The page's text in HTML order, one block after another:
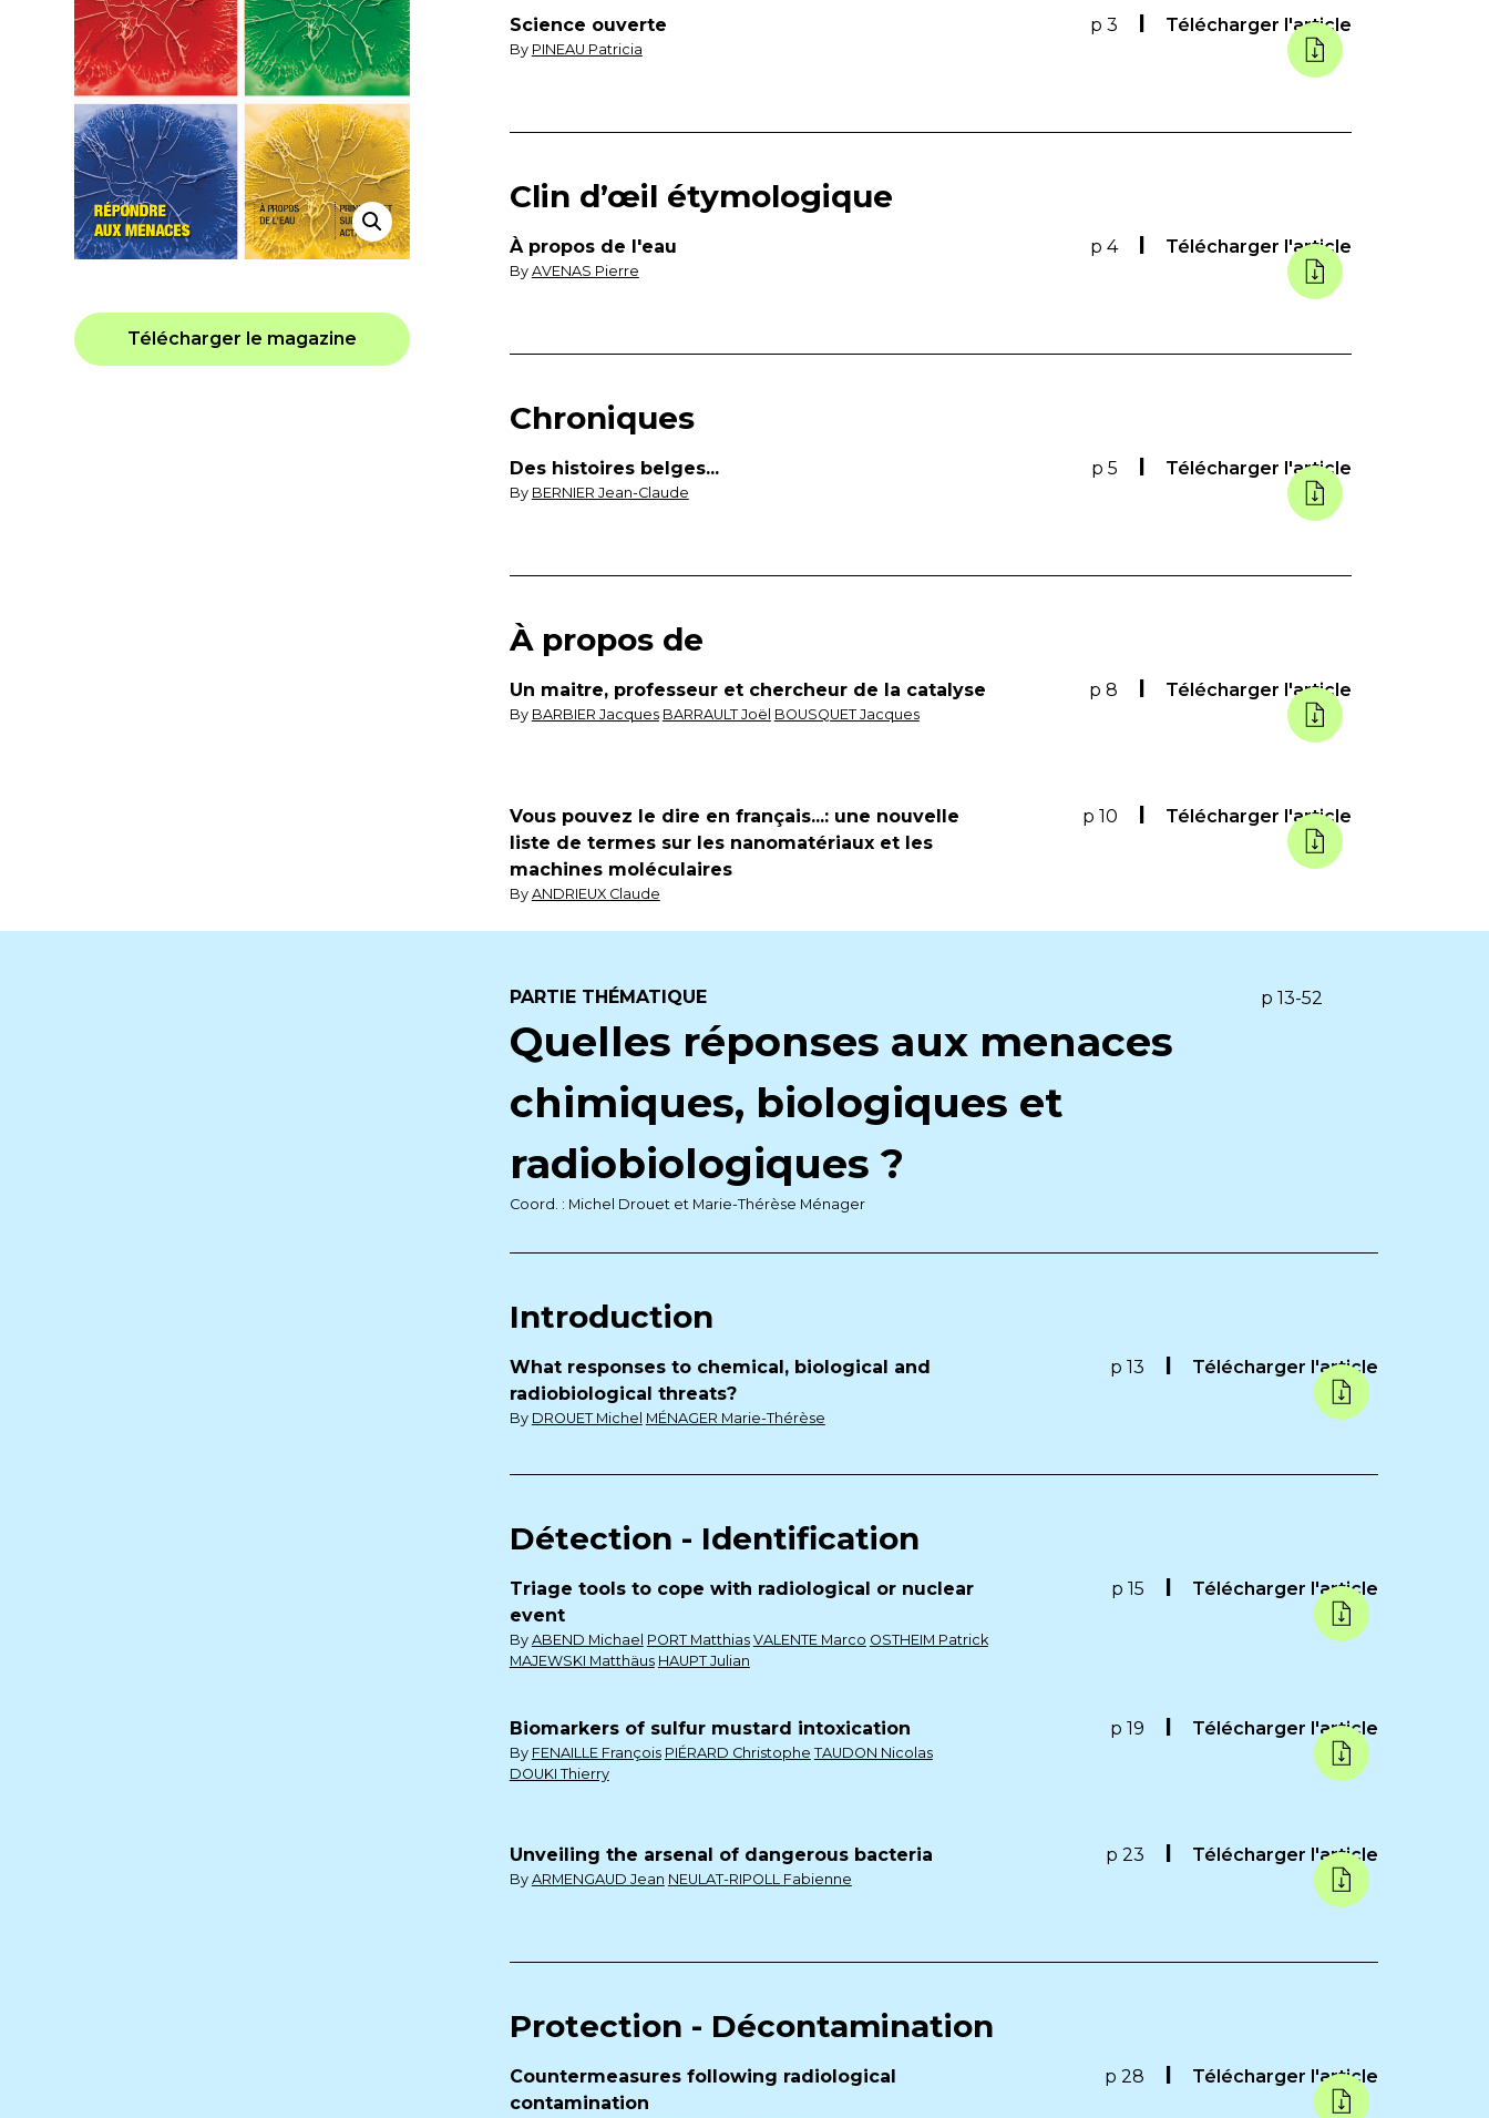
Télécharger le magazine
Science ouverte
By PINEAU Patricia
p 3 Télécharger l'article
Clin d’œil étymologique
À propos de l'eau
By AVENAS Pierre
p 4 Télécharger l'article
Chroniques
Des histoires belges...
By BERNIER Jean-Claude
p 5 Télécharger l'article
À propos de
Un maitre, professeur et chercheur de la catalyse
By BARBIER Jacques BARRAULT Joël BOUSQUET Jacques
p 8 Télécharger l'article
Vous pouvez le dire en français...: une nouvelle
liste de termes sur les nanomatériaux et les
machines moléculaires
By ANDRIEUX Claude
p 10 Télécharger l'article
PARTIE THÉMATIQUE
Quelles réponses aux menaces
chimiques, biologiques et
radiobiologiques ?
Coord. : Michel Drouet et Marie-Thérèse Ménager
p 13-52
Introduction
What responses to chemical, biological and
radiobiological threats?
By DROUET Michel MÉNAGER Marie-Thérèse
p 13 Télécharger l'article
Détection - Identification
Triage tools to cope with radiological or nuclear
event
By ABEND Michael PORT Matthias VALENTE Marco OSTHEIM Patrick
MAJEWSKI Matthäus HAUPT Julian
p 15 Télécharger l'article
Biomarkers of sulfur mustard intoxication
By FENAILLE François PIÉRARD Christophe TAUDON Nicolas
DOUKI Thierry
p 19 Télécharger l'article
Unveiling the arsenal of dangerous bacteria
By ARMENGAUD Jean NEULAT-RIPOLL Fabienne
p 23 Télécharger l'article
Protection - Décontamination
Countermeasures following radiological
contamination
p 28 Télécharger l'article